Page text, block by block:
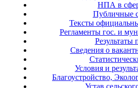
НПА в
Публичные
Тексты
Регламенты гос. и
Результаты
Сведения о
Условия и
Благоустройство,